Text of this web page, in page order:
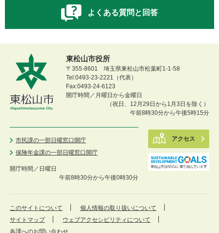
よくある質問と回答
東松山市役所
〒355-8601 埼玉県東松山市松葉町1-1-58
Tel:0493-23-2221（代表）
Fax:0493-24-6123
開庁時間／月曜日から金曜日
（祝日、12月29日から1月3日を除く）
午前8時30分から午後5時15分
市民課の一部日曜窓口開庁
保険年金課の一部日曜窓口開庁
開庁時間／ 日曜日
午前8時30分から午後0時30分
アクセス
このサイトについて
個人情報の取り扱いについて
サイトマップ
ウェブアクセシビリティについて
各課へのお問い合わせ